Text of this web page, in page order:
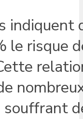
le risque